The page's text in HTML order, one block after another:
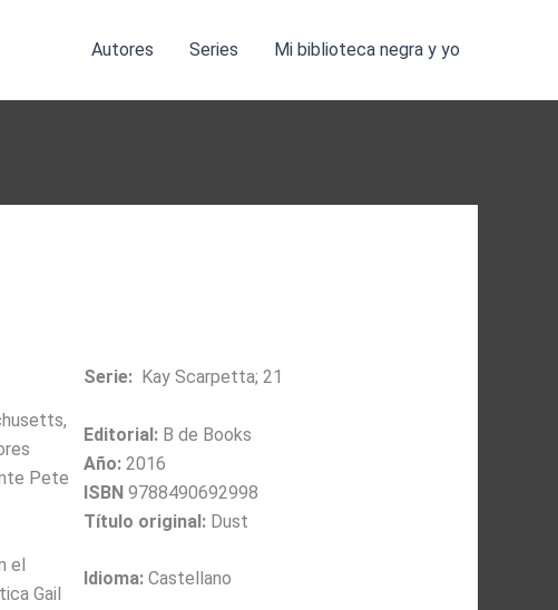
Autores Series Mi biblioteca negra y yo
Pete
el
Gail
Serie: Kay Scarpetta; 21
Editorial: B de Books
Año: 2016
ISBN 9788490692998
Título original: Dust
Idioma: Castellano